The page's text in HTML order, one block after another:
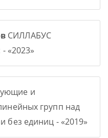
СИЛЛАБУС
«2023»
и
групп над
без единиц - «2019»